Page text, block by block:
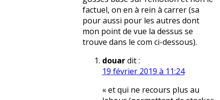
factuel, on en à rein à carrer (sa
pour aussi pour les autres dont
mon point de vue la dessus se
trouve dans le com ci-dessous).
douardit :
19 février 2019 à 11:24
« et qui ne recours plus au